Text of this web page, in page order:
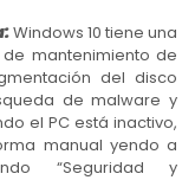
Windows 10 tiene una
mantenimiento de
del disco
de malware y
el PC está inactivo,
manual yendo a
“Seguridad y